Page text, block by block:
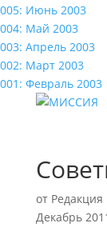
005: Июнь 2003
004: Май 2003
003: Апрель 2003
002: Март 2003
001: Февраль 2003
от Редакция
Декабрь